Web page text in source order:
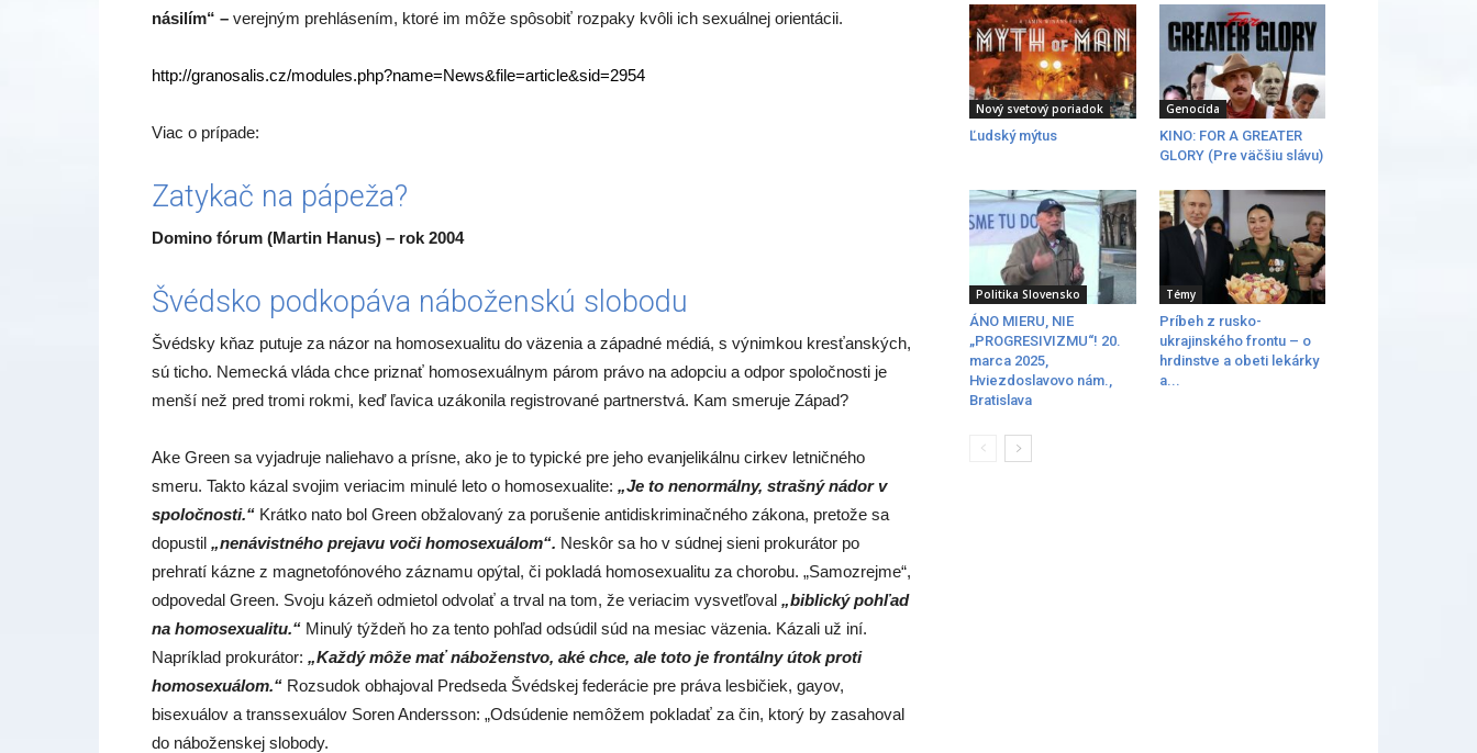
násilím“ – verejným prehlásením, ktoré im môže spôsobiť rozpaky kvôli ich sexuálnej orientácii.
http://granosalis.cz/modules.php?name=News&file=article&sid=2954
Viac o prípade:
Zatykač na pápeža?
Domino fórum (Martin Hanus) – rok 2004
Švédsko podkopáva náboženskú slobodu
Švédsky kňaz putuje za názor na homosexualitu do väzenia a západné médiá, s výnimkou kresťanských,
sú ticho. Nemecká vláda chce priznať homosexuálnym párom právo na adopciu a odpor spoločnosti je
menší než pred tromi rokmi, keď ľavica uzákonila registrované partnerstvá. Kam smeruje Západ?
Ake Green sa vyjadruje naliehavo a prísne, ako je to typické pre jeho evanjelikálnu cirkev letničného
smeru. Takto kázal svojim veriacim minulé leto o homosexualite: „Je to nenormálny, strašný nádor v
spoločnosti.“ Krátko nato bol Green obžalovaný za porušenie antidiskriminačného zákona, pretože sa
dopustil „nenávistného prejavu voči homosexuálom“. Neskôr sa ho v súdnej sieni prokurátor po
prehratí kázne z magnetofónového záznamu opýtal, či pokladá homosexualitu za chorobu. „Samozrejme“,
odpovedal Green. Svoju kázeň odmietol odvolať a trval na tom, že veriacim vysvetľoval „biblický pohľad
na homosexualitu.“ Minulý týždeň ho za tento pohľad odsúdil súd na mesiac väzenia. Kázali už iní.
Napríklad prokurátor: „Každý môže mať náboženstvo, aké chce, ale toto je frontálny útok proti
homosexuálom.“ Rozsudok obhajoval Predseda Švédskej federácie pre práva lesbičiek, gayov,
bisexuálov a transsexuálov Soren Andersson: „Odsúdenie nemôžem pokladať za čin, ktorý by zasahoval
do náboženskej slobody.
Nový svetový poriadok
Ľudský mýtus
Genocída
KINO: FOR A GREATER
GLORY (Pre väčšiu slávu)
Politika Slovensko
ÁNO MIERU, NIE
„PROGRESIVIZMU“! 20.
marca 2025,
Hviezdoslavovo nám.,
Bratislava
Témy
Príbeh z rusko-
ukrajinského frontu – o
hrdinstve a obeti lekárky
a...